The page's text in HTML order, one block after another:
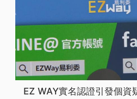
EZ WAY實名認證引發個資